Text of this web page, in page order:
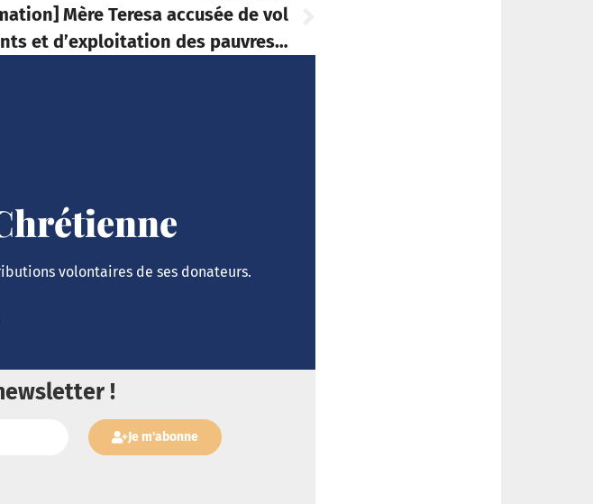
Mère Teresa accusée de vol
et d’exploitation des pauvres…
volontaires de ses donateurs.
!
Je m'abonne